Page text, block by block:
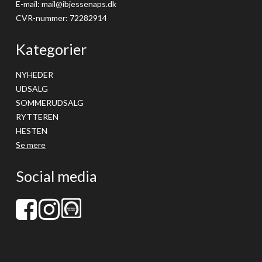
E-mail: mail@ibjessenaps.dk
CVR-nummer: 72282914
Kategorier
NYHEDER
UDSALG
SOMMERUDSALG
RYTTEREN
HESTEN
Se mere
Social media